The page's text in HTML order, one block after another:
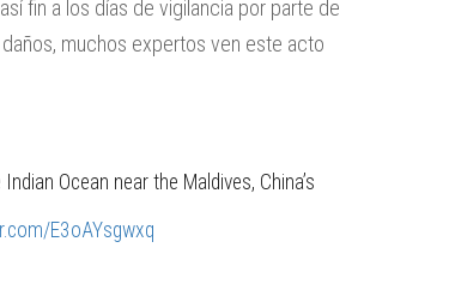
fin a los días de vigilancia por parte de
muchos expertos ven este acto
Ocean near the Maldives, China’s
E3oAYsgwxq